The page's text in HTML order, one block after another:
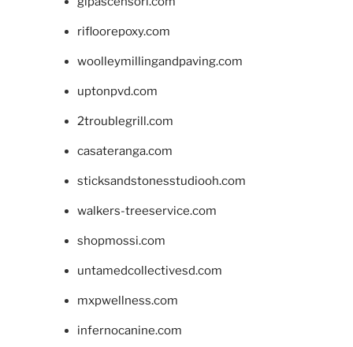
rifloorepoxy.com
woolleymillingandpaving.com
uptonpvd.com
2troublegrill.com
casateranga.com
sticksandstonesstudiooh.com
walkers-treeservice.com
shopmossi.com
untamedcollectivesd.com
mxpwellness.com
infernocanine.com